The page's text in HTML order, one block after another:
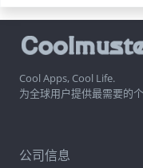
Cool Apps, Cool Life.
为全球用户提供最需要的
公司信息